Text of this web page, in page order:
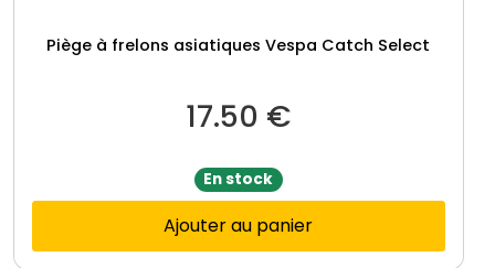
Piège à frelons asiatiques Vespa Catch Select
17.50 €
En stock
Ajouter au panier